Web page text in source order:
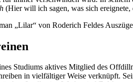
(Hier will ich sagen, was sich
„Lilar“ von Roderich Feldes
Studiums aktives Mitglied des
in vielfältiger Weise verknüpft.